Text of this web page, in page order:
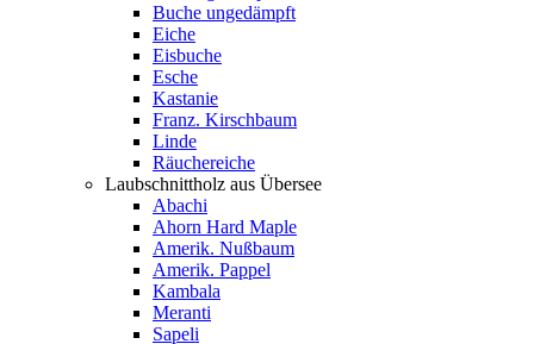
Buche ungedämpft
Eiche
Eisbuche
Esche
Kastanie
Franz. Kirschbaum
Linde
Räuchereiche
Laubschnittholz aus Übersee
Abachi
Ahorn Hard Maple
Amerik. Nußbaum
Amerik. Pappel
Kambala
Meranti
Sapeli